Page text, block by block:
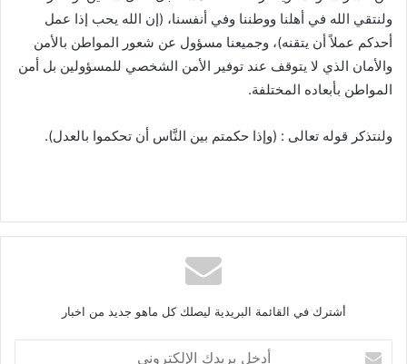
ولنتقي الله في أهلنا ووطننا وفي أنفسنا، (إن الله يحب إذا عمل
أحدكم عملاً أن يتقنه)، وجميعنا مسؤول عن شعور المواطن بالأمن
والأمان الذي لا يتوقف عند توفير الأمن الشخصي للمسؤولين بل أمن
المواطن بأبعاده المختلفة.
ولنتذكر قوله تعالى : (وإذا حكمتم بين النَّاس أن تحكموا بالعدل).
أشترك في القائمة البريدية ليصلك كل ماهو جديد من اخبار